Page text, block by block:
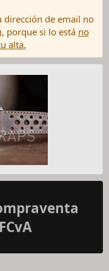
de email no
porque si lo está no
alta.